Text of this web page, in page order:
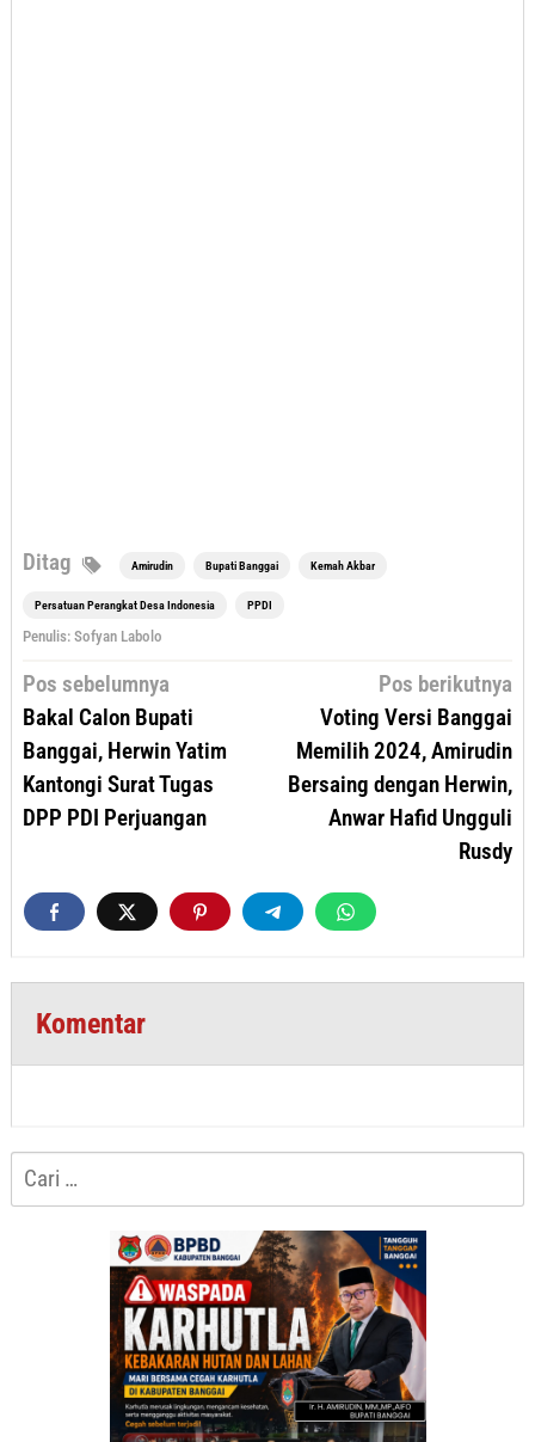
Ditag Amirudin Bupati Banggai Kemah Akbar
Persatuan Perangkat Desa Indonesia PPDI
Penulis: Sofyan Labolo
Navigasi
Pos sebelumnya
Bakal Calon Bupati
Banggai, Herwin Yatim
Kantongi Surat Tugas
DPP PDI Perjuangan
Pos berikutnya
Voting Versi Banggai
Memilih 2024, Amirudin
Bersaing dengan Herwin,
Anwar Hafid Ungguli
Rusdy
Komentar
Cari
untuk: